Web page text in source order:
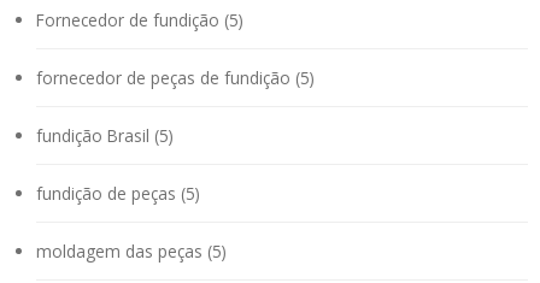
Fornecedor de fundição (5)
fornecedor de peças de fundição (5)
fundição Brasil (5)
fundição de peças (5)
moldagem das peças (5)